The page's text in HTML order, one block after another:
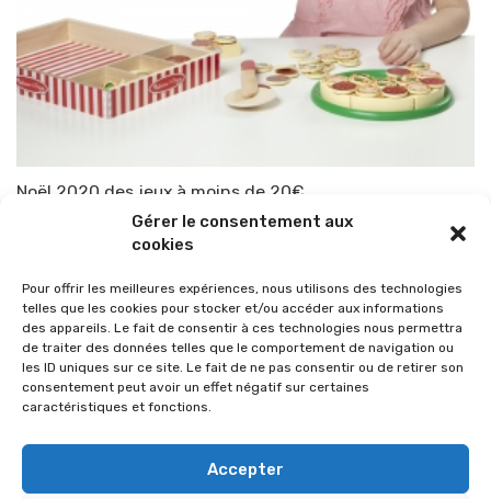
Gérer le consentement aux
cookies
Pour offrir les meilleures expériences, nous utilisons des technologies
telles que les cookies pour stocker et/ou accéder aux informations
des appareils. Le fait de consentir à ces technologies nous permettra
de traiter des données telles que le comportement de navigation ou
les ID uniques sur ce site. Le fait de ne pas consentir ou de retirer son
consentement peut avoir un effet négatif sur certaines
caractéristiques et fonctions.
Accepter
Noël 2020 des jeux à moins de 20€
TOP-PARENTS 2 décembre 2020